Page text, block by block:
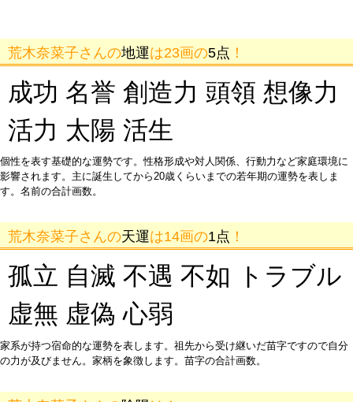
荒木奈菜子さんの地運は23画の5点 ！
成功 名誉 創造力 頭領 想像力
活力 太陽 活生
個性を表す基礎的な運勢です。性格形成や対人関係、行動力など家庭環境に
影響されます。主に誕生してから20歳くらいまでの若年期の運勢を表しま
す。名前の合計画数。
荒木奈菜子さんの天運は14画の1点 ！
孤立 自滅 不遇 不如 トラブル
虚無 虚偽 心弱
家系が持つ宿命的な運勢を表します。祖先から受け継いだ苗字ですので自分
の力が及びません。家柄を象徴します。苗字の合計画数。